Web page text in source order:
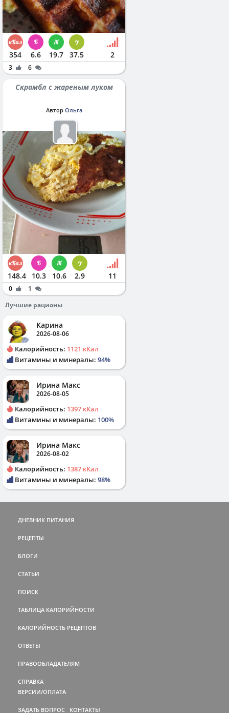
354 6.6 19.7 37.5 2
3 6
Скрамбл с жареным луком
Автор Ольга
148.4 10.3 10.6 2.9 11
0
1
Лучшие рационы
Карина
2026-08-06
Калорийность: 1121 кКал
Витамины и минералы: 94%
Ирина Макс
2026-08-05
Калорийность: 1397 кКал
Витамины и минералы: 100%
Ирина Макс
2026-08-02
Калорийность: 1387 кКал
Витамины и минералы: 98%
ДНЕВНИК ПИТАНИЯ
РЕЦЕПТЫ
БЛОГИ
СТАТЬИ
ПОИСК
ТАБЛИЦА КАЛОРИЙНОСТИ
КАЛОРИЙНОСТЬ РЕЦЕПТОВ
ОТВЕТЫ
ПРАВООБЛАДАТЕЛЯМ
СПРАВКА
ВЕРСИИ/ОПЛАТА
ЗАДАТЬ ВОПРОС КОНТАКТЫ